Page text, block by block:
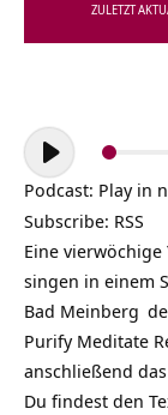
ZULETZT
Audio-
Player
Podcast: Play in
Subscribe: RSS
Eine
singen in einem
Bad Meinberg
Purify Meditate
anschließend das
Du findest den